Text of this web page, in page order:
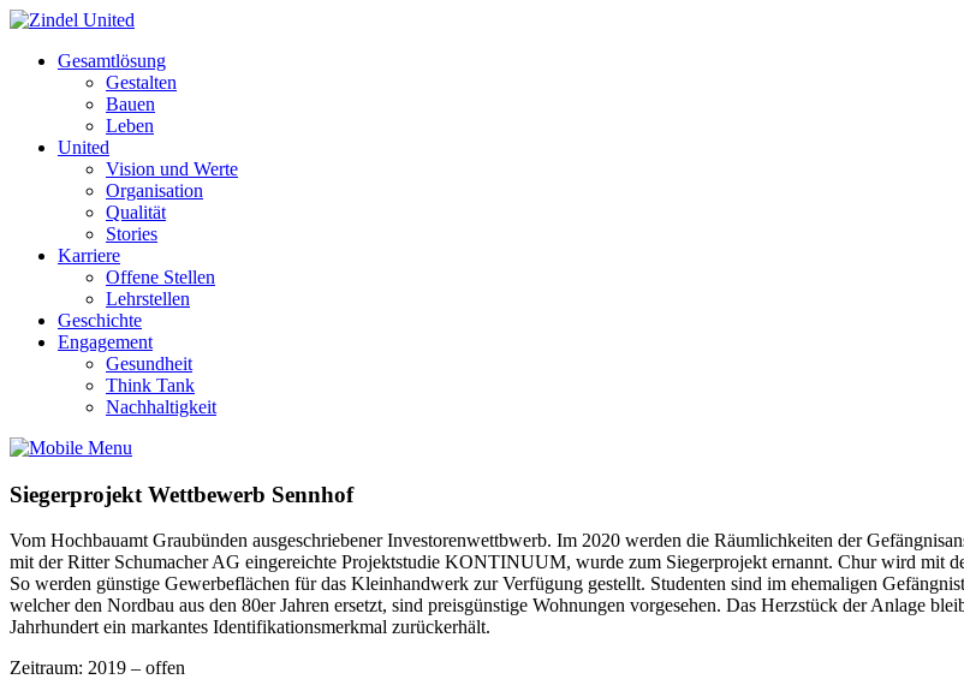
Gesamtlösung
Gestalten
Bauen
Leben
United
Vision und Werte
Organisation
Qualität
Stories
Karriere
Offene Stellen
Lehrstellen
Geschichte
Engagement
Gesundheit
Think Tank
Nachhaltigkeit
Siegerprojekt Wettbewerb Sennhof
Vom Hochbauamt Graubünden ausgeschriebener Investorenwettbwerb. Im 2020 werden die Räumlichkeiten der
mit der Ritter Schumacher AG eingereichte Projektstudie KONTINUUM, wurde zum Siegerprojekt ernannt. Chur wird mit
So werden günstige Gewerbeflächen für das Kleinhandwerk zur Verfügung gestellt. Studenten sind im ehemaligen
welcher den Nordbau aus den 80er Jahren ersetzt, sind preisgünstige Wohnungen vorgesehen. Das Herzstück der Anlage
Jahrhundert ein markantes Identifikationsmerkmal zurückerhält.
Zeitraum: 2019 – offen